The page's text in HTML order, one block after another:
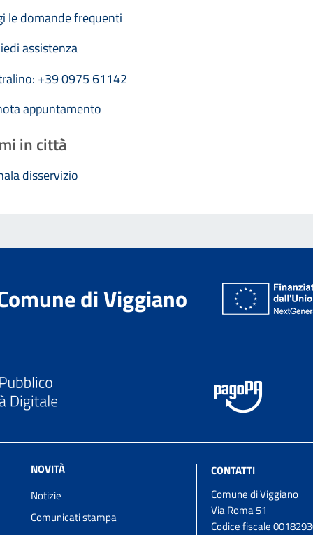
le domande frequenti
assistenza
+39 0975 61142
appuntamento
in città
disservizio
di Viggiano
NOVITÀ
Notizie
Comunicati stampa
CONTATTI
Comune di Viggiano
Via Roma 51
Codice fiscale